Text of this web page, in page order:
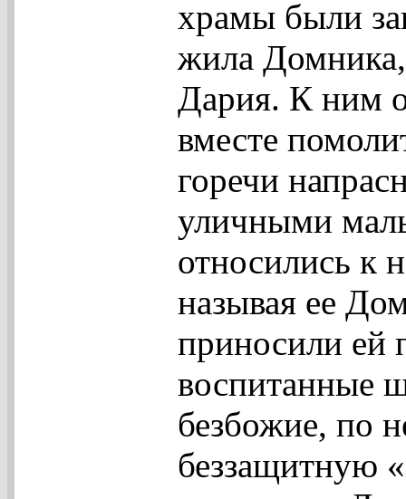
храмы были
жила
Дария. К ним
вместе
горечи
уличными
относились к
называя ее
приносили ей
воспитанные
безбожие, по
беззащитную